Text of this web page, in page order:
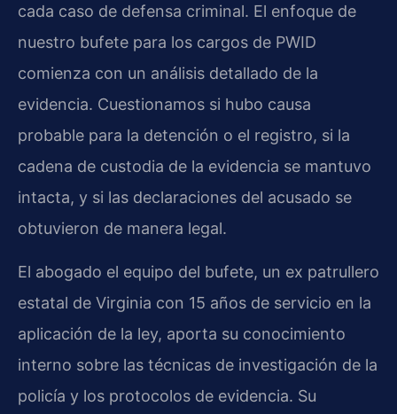
cada caso de defensa criminal. El enfoque de
nuestro bufete para los cargos de PWID
comienza con un análisis detallado de la
evidencia. Cuestionamos si hubo causa
probable para la detención o el registro, si la
cadena de custodia de la evidencia se mantuvo
intacta, y si las declaraciones del acusado se
obtuvieron de manera legal.
El abogado el equipo del bufete, un ex patrullero
estatal de Virginia con 15 años de servicio en la
aplicación de la ley, aporta su conocimiento
interno sobre las técnicas de investigación de la
policía y los protocolos de evidencia. Su